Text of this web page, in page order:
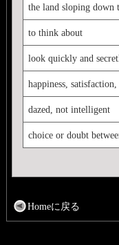
the land sloping down
to think about
look quickly and
happiness,
dazed, not intelligent
choice or doubt
Homeに戻る